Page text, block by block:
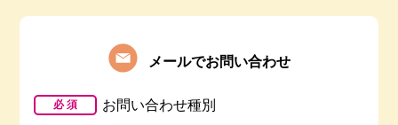
メールでお問い合わせ
必 須 お問い合わせ種別